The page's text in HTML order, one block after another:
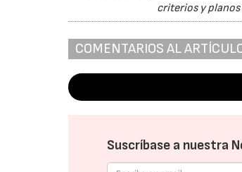
criterios y planos
COMENTARIOS AL
Suscríbase a nuestra